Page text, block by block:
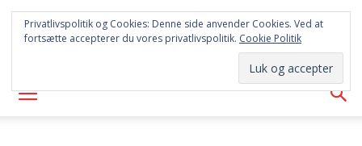
SYD
AVISEN
Privatlivspolitik og Cookies: Denne side anvender Cookies. Ved at
fortsætte accepterer du vores privatlivspolitik. Cookie Politik